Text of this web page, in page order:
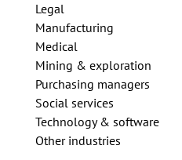
Legal
Manufacturing
Medical
Mining & exploration
Purchasing managers
Social services
Technology & software
Other industries